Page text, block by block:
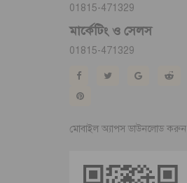
01815-471329
মার্কেটিং ও সেলস
01815-471329
মোবাইল অ্যাপস ডাউনলোড করুন